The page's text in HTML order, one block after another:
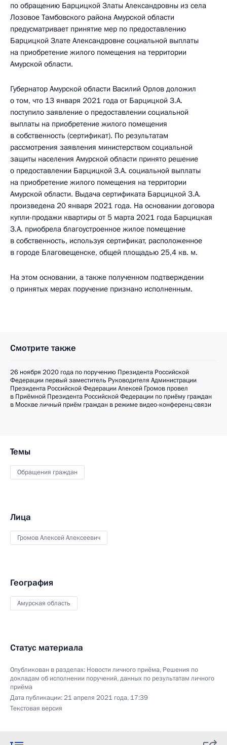
по обращению Барцицкой Златы Александровны из села
Лозовое Тамбовского района Амурской области
предусматривает принятие мер по предоставлению
Барцицкой Злате Александровне социальной выплаты
на приобретение жилого помещения на территории
Амурской области.
Губернатор Амурской области Василий Орлов доложил
о том, что 13 января 2021 года от Барцицкой З.А.
поступило заявление о предоставлении социальной
выплаты на приобретение жилого помещения
в собственность (сертификат). По результатам
рассмотрения заявления министерством социальной
защиты населения Амурской области принято решение
о предоставлении Барцицкой З.А. социальной выплаты
на приобретение жилого помещения на территории
Амурской области. Выдача сертификата Барцицкой З.А.
произведена 20 января 2021 года. На основании договора
купли-продажи квартиры от 5 марта 2021 года Барцицкая
З.А. приобрела благоустроенное жилое помещение
в собственность, используя сертификат, расположенное
в городе Благовещенске, общей площадью 25,4 кв. м.
На этом основании, а также полученном подтверждении
о принятых мерах поручение признано исполненным.
Смотрите также
26 ноября 2020 года по поручению Президента Российской
Федерации первый заместитель Руководителя Администрации
Президента Российской Федерации Алексей Громов провел
в Приёмной Президента Российской Федерации по приёму граждан
в Москве личный приём граждан в режиме видео-конференц-связи
Темы
Обращения граждан
Лица
Громов Алексей Алексеевич
География
Амурская область
Статус материала
Опубликован в разделах: Новости личного приёма, Решения по
докладам об исполнении поручений, данных по результатам личного
приёма
Дата публикации:21 апреля 2021 года, 17:39
Текстовая версия